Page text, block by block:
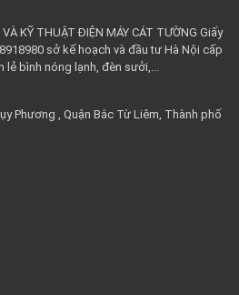
KỸ THUẬT ĐIỆN MÁY CÁT TƯỜNG Giấy
sở kế hoạch và đầu tư Hà Nội cấp
lẻ bình nóng lạnh, đèn sưởi,...
Phương , Quận Bắc Từ Liêm, Thành phố